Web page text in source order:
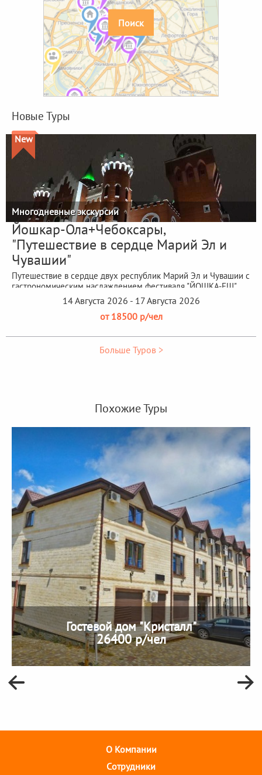
Поиск
Новые Туры
New
Многодневные экскурсии
Йошкар-Ола+Чебоксары,
"Путешествие в сердце Марий Эл и
Чувашии"
Путешествие в сердце двух республик Марий Эл и Чувашии с
гастрономическим наслаждением фестиваля "ЙОШКА-ЕШ"
14 Августа 2026 - 17 Августа 2026
от 18500 р/чел
Больше Туров >
Похожие Туры
Гостевой дом "Кристалл"
26400 р/чел
О Компании
Cотрудники